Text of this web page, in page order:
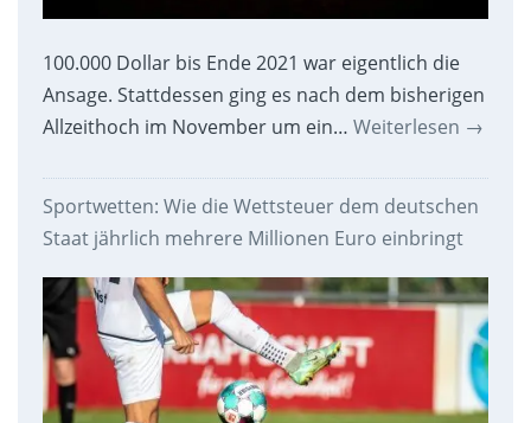
100.000 Dollar bis Ende 2021 war eigentlich die
Ansage. Stattdessen ging es nach dem bisherigen
Allzeithoch im November um ein… Weiterlesen →
Sportwetten: Wie die Wettsteuer dem deutschen
Staat jährlich mehrere Millionen Euro einbringt